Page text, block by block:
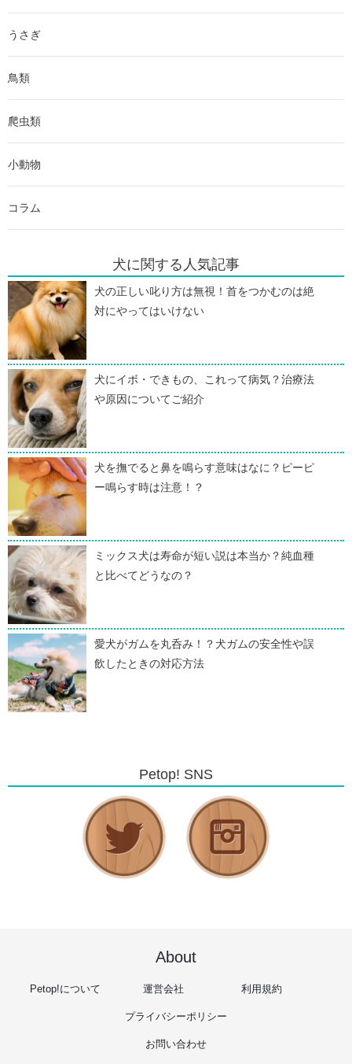
うさぎ
鳥類
爬虫類
小動物
コラム
犬に関する人気記事
犬の正しい叱り方は無視！首をつかむのは絶
対にやってはいけない
犬にイボ・できもの、これって病気？治療法
や原因についてご紹介
犬を撫でると鼻を鳴らす意味はなに？ピーピ
ー鳴らす時は注意！？
ミックス犬は寿命が短い説は本当か？純血種
と比べてどうなの？
愛犬がガムを丸呑み！？犬ガムの安全性や誤
飲したときの対応方法
Petop! SNS
About
Petop!について 運営会社 利用規約
プライバシーポリシー
お問い合わせ